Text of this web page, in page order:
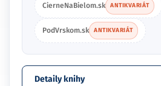
CierneNaBielom.sk ANTIKVARIÁT
PodVrskom.sk ANTIKVARIÁT
Detaily knihy